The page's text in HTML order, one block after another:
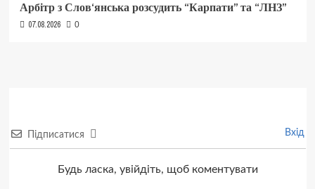
Арбітр з Слов‘янська розсудить “Карпати” та “ЛНЗ”
07.08.2026 0
Підписатися Вхід
Будь ласка, увійдіть, щоб коментувати